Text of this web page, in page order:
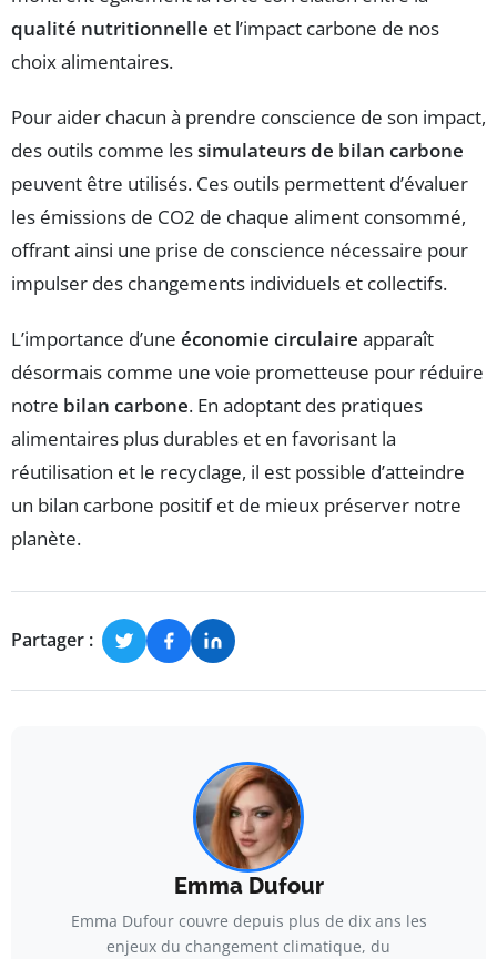
qualité nutritionnelle et l’impact carbone de nos
choix alimentaires.
Pour aider chacun à prendre conscience de son impact,
des outils comme lessimulateurs de bilan carbone
peuvent être utilisés. Ces outils permettent d’évaluer
les émissions de CO2 de chaque aliment consommé,
offrant ainsi une prise de conscience nécessaire pour
impulser des changements individuels et collectifs.
L’importance d’une économie circulaire apparaît
désormais comme une voie prometteuse pour réduire
notre bilan carbone. En adoptant des pratiques
alimentaires plus durables et en favorisant la
réutilisation et le recyclage, il est possible d’atteindre
un bilan carbone positif et de mieux préserver notre
planète.
Partager :
Emma Dufour
Emma Dufour couvre depuis plus de dix ans les
enjeux du changement climatique, du